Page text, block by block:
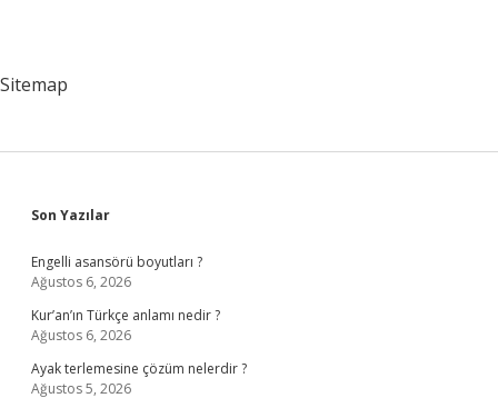
Sitemap
Sidebar
Son Yazılar
Engelli asansörü boyutları ?
Ağustos 6, 2026
Kur’an’ın Türkçe anlamı nedir ?
Ağustos 6, 2026
Ayak terlemesine çözüm nelerdir ?
Ağustos 5, 2026